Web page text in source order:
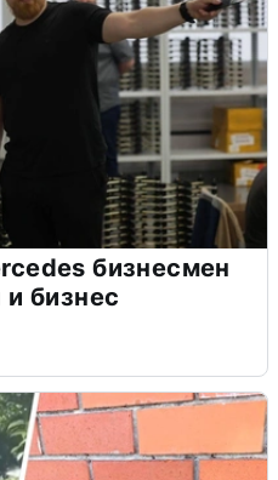
бизнесмен
бизнес